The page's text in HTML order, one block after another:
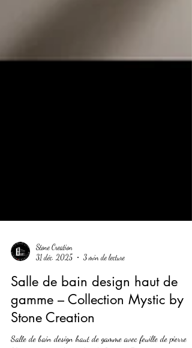
31 déc. 2025
3 min de lecture
Salle de bain design haut de
gamme – Collection Mystic by
Stone Creation